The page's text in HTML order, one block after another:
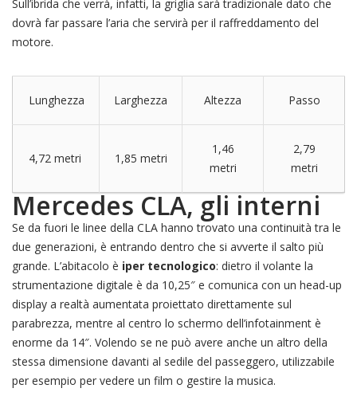
Sull’ibrida che verrà, infatti, la griglia sarà tradizionale dato che
dovrà far passare l’aria che servirà per il raffreddamento del
motore.
Lunghezza Larghezza Altezza Passo
4,72 metri 1,85 metri
1,46
metri
2,79
metri
Mercedes CLA, gli interni
Se da fuori le linee della CLA hanno trovato una continuità tra le
due generazioni, è entrando dentro che si avverte il salto più
grande. L’abitacolo è iper tecnologico: dietro il volante la
strumentazione digitale è da 10,25″ e comunica con un head-up
display a realtà aumentata proiettato direttamente sul
parabrezza, mentre al centro lo schermo dell’infotainment è
enorme da 14″. Volendo se ne può avere anche un altro della
stessa dimensione davanti al sedile del passeggero, utilizzabile
per esempio per vedere un film o gestire la musica.